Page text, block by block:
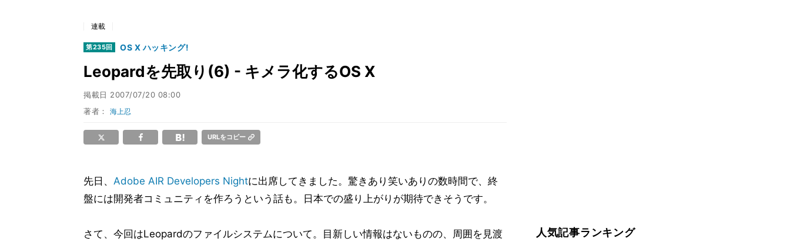
連載
第235回 OS X ハッキング!
Leopardを先取り(6) - キメラ化するOS X
掲載日 2007/07/20 08:00
著者：海上忍
URLをコピー
先日、 Adobe AIR Developers Nightに出席してきました。驚きあり笑いありの数時間で、終
盤には開発者コミュニティを作ろうという話も。日本での盛り上がりが期待できそうです。
さて、今回はLeopardのファイルシステムについて。目新しい情報はないものの、周囲を見渡
人気記事ランキング